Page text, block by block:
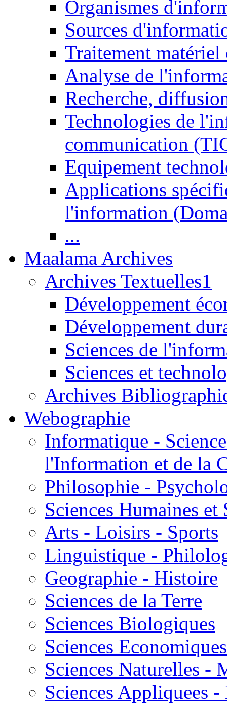
Organismes
Sources
Traitement matériel
Analyse de
Recherche,
Technologies de
communication
Equipement
Applications
l'information
...
Maalama Archives
Archives Textuelles1
Développement
Développement
Sciences de
Sciences et
Archives
Webographie
Informatique -
l'Information et de la
Philosophie -
Sciences Humaines et
Arts - Loisirs - Sports
Linguistique -
Geographie - Histoire
Sciences de la Terre
Sciences Biologiques
Sciences Economiques
Sciences Naturelles -
Sciences Appliquees